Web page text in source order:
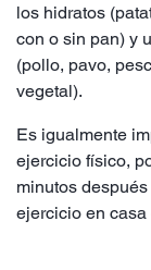
los hidratos
con o sin pan) y
(pollo, pavo,
vegetal).
Es igualmente
ejercicio físico,
minutos
ejercicio en casa